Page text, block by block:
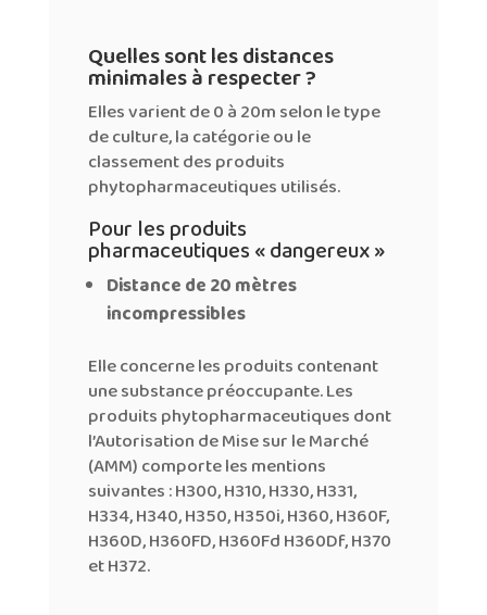
Quelles sont les distances
minimales à respecter ?
Elles varient de 0 à 20m selon le type
de culture, la catégorie ou le
classement des produits
phytopharmaceutiques utilisés.
Pour les produits
pharmaceutiques « dangereux »
Distance de 20 mètres
incompressibles
Elle concerne les produits contenant
une substance préoccupante. Les
produits phytopharmaceutiques dont
l’Autorisation de Mise sur le Marché
(AMM) comporte les mentions
suivantes : H300, H310, H330, H331,
H334, H340, H350, H350i, H360, H360F,
H360D, H360FD, H360Fd H360Df, H370
et H372.